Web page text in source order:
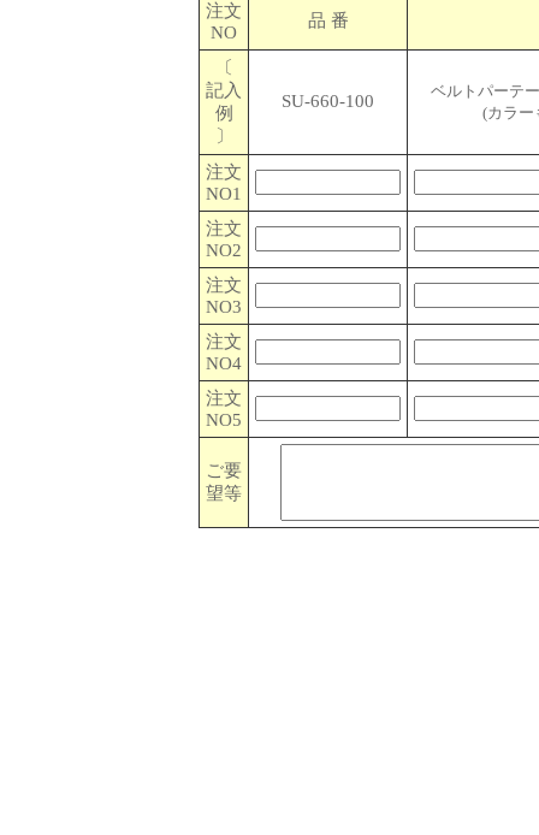
注文
NO
品 番
〔
記入
例
〕
SU-660-100
ベルトパーテ
(カラー
注文
NO1
注文
NO2
注文
NO3
注文
NO4
注文
NO5
ご要
望等